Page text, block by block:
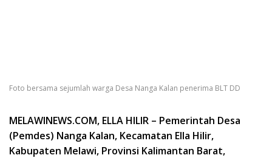
Foto bersama sejumlah warga Desa Nanga Kalan penerima BLT DD
MELAWINEWS.COM, ELLA HILIR – Pemerintah Desa
(Pemdes) Nanga Kalan, Kecamatan Ella Hilir,
Kabupaten Melawi, Provinsi Kalimantan Barat,